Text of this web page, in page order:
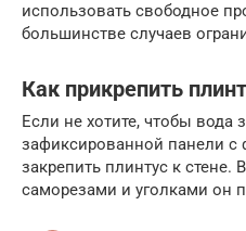
использовать свободное
большинстве случаев
Как прикрепить
Если не хотите, чтобы вода
зафиксированной панели с
закрепить плинтус к стене.
саморезами и уголками он